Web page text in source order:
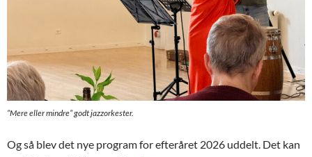
“Mere eller mindre” godt jazzorkester.
Og så blev det nye program for efteråret 2026 uddelt. Det kan